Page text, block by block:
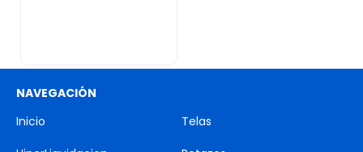
NAVEGACIÓN
Inicio
Telas